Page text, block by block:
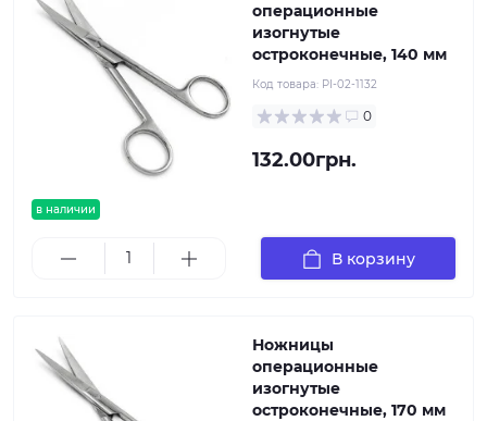
в наличии
операционные
изогнутые
остроконечные, 140 мм
Код товара: PI-02-1132
0
132.00грн.
В корзину
Ножницы
операционные
изогнутые
остроконечные, 170 мм